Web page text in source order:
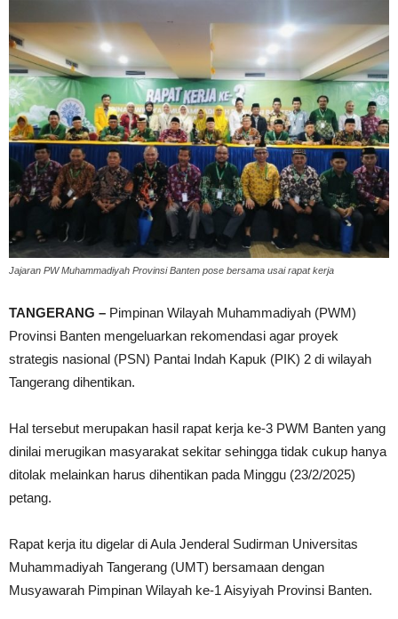
Jajaran PW Muhammadiyah Provinsi Banten pose bersama usai rapat kerja
TANGERANG – Pimpinan Wilayah Muhammadiyah (PWM)
Provinsi Banten mengeluarkan rekomendasi agar proyek
strategis nasional (PSN) Pantai Indah Kapuk (PIK) 2 di wilayah
Tangerang dihentikan.
Hal tersebut merupakan hasil rapat kerja ke-3 PWM Banten yang
dinilai merugikan masyarakat sekitar sehingga tidak cukup hanya
ditolak melainkan harus dihentikan pada Minggu (23/2/2025)
petang.
Rapat kerja itu digelar di Aula Jenderal Sudirman Universitas
Muhammadiyah Tangerang (UMT) bersamaan dengan
Musyawarah Pimpinan Wilayah ke-1 Aisyiyah Provinsi Banten.